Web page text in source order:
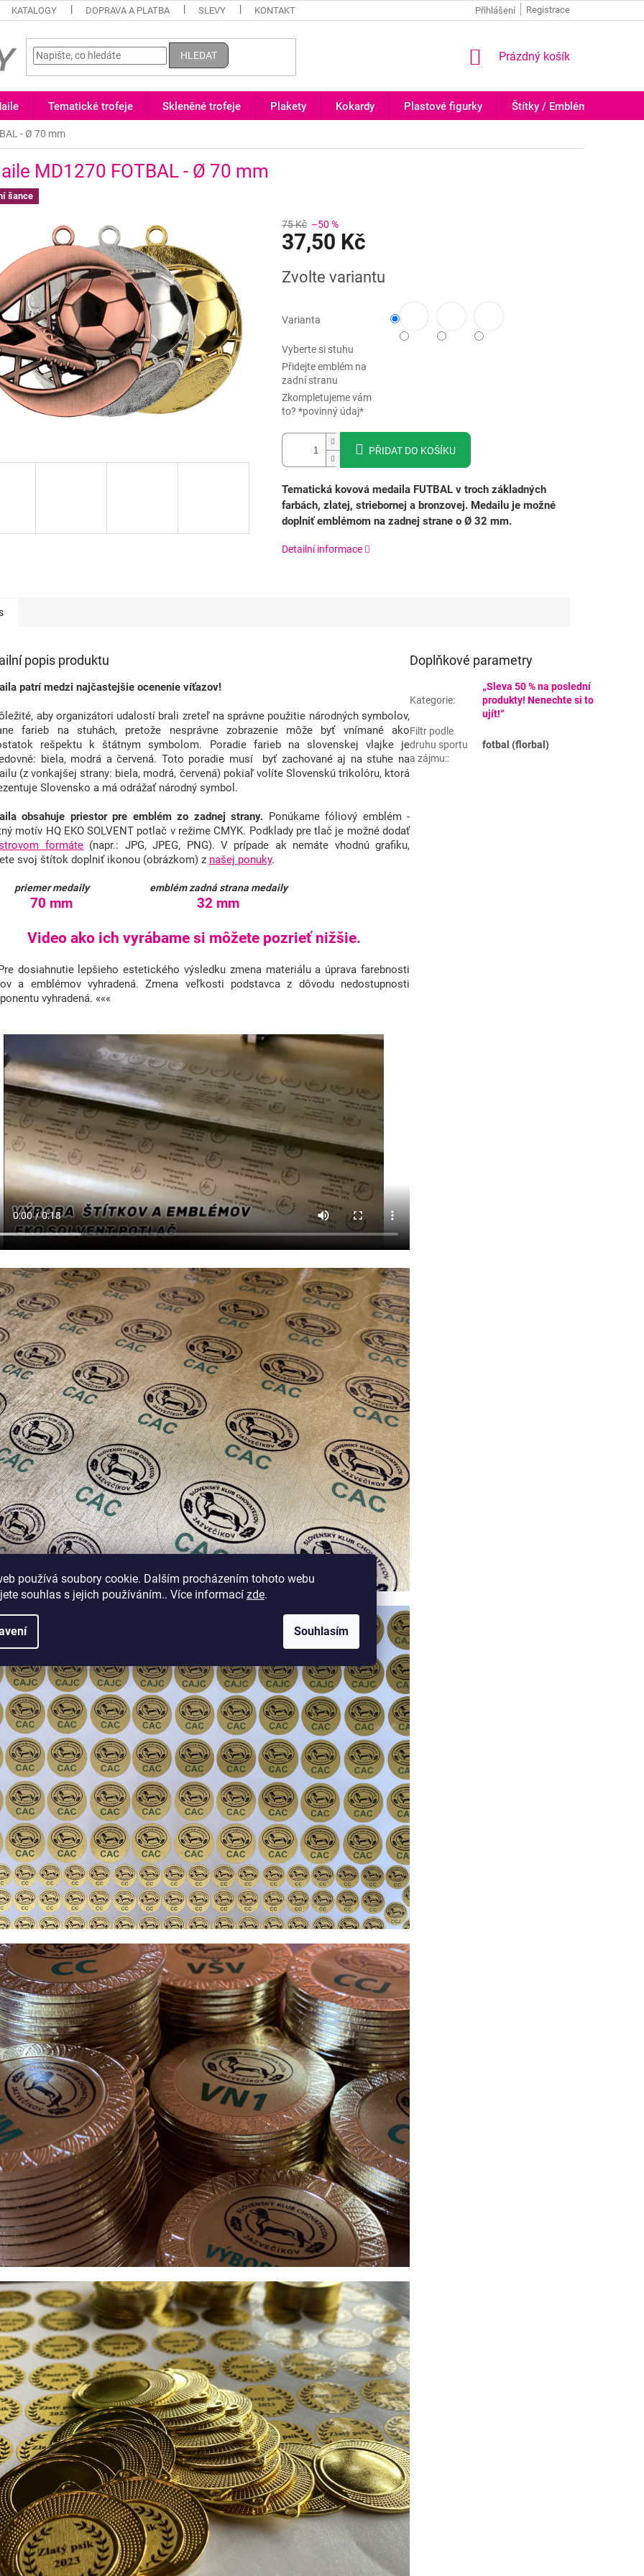
používá soubory cookie. Dalším procházením tohoto webu
souhlas s jejich používáním.. Více informací zde.
Souhlasím
KATALOGY DOPRAVA A PLATBA SLEVY KONTAKT Registrace
Přihlášení
HLEDAT
NÁKUPNÍ
Prázdný košík
Tematické trofeje Skleněné trofeje Plakety Kokardy Plastové figurky Štítky / Emblémy
- Ø 70 mm
MD1270 FOTBAL - Ø 70 mm
šance
75 Kč –50 %
37,50 Kč
cena:
Zvolte variantu
Varianta
Vyberte si stuhu
Přidejte emblém na
zadní stranu
Zkompletujeme vám
to? *povinný údaj*
PŘIDAT DO KOŠÍKU
Tematická kovová medaila FUTBAL v troch základných
farbách, zlatej, striebornej a bronzovej. Medailu je možné
doplniť emblémom na zadnej strane o Ø 32 mm.
Detailní informace
popis produktu
patrí medzi najčastejšie ocenenie víťazov!
aby organizátori udalostí brali zreteľ na správne použitie národných symbolov,
farieb na stuhách, pretože nesprávne zobrazenie môže byť vnímané ako
rešpektu k štátnym symbolom. Poradie farieb na slovenskej vlajke je
biela, modrá a červená. Toto poradie musí byť zachované aj na stuhe na
(z vonkajšej strany: biela, modrá, červená) pokiaľ volíte Slovenskú trikolóru, ktorá
Slovensko a má odrážať národný symbol.
obsahuje priestor pre emblém zo zadnej strany. Ponúkame fóliový emblém -
motív HQ EKO SOLVENT potlač v režime CMYK. Podklady pre tlač je možné dodať
formáte(napr.: JPG, JPEG, PNG). V prípade ak nemáte vhodnú grafiku,
svoj štítok doplniť ikonou (obrázkom) z našej ponuky.
priemer medaily emblém zadná strana medaily
70 mm 32 mm
Video ako ich vyrábame si môžete pozrieť nižšie.
dosiahnutie lepšieho estetického výsledku zmena materiálu a úprava farebnosti
a emblémov vyhradená. Zmena veľkosti podstavca z dôvodu nedostupnosti
vyhradená. «««
Doplňkové parametry
Kategorie:
„Sleva 50 % na poslední
produkty! Nenechte si to
ujít!“
Filtr podle
druhu sportu
a zájmu::
fotbal (florbal)